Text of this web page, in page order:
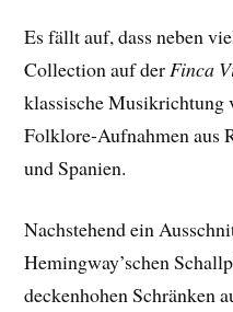
Es fällt auf, dass neben
Collection auf der Finca
klassische Musikrichtung
Folklore-Aufnahmen aus
und Spanien.
Nachstehend ein
Hemingway’schen
deckenhohen Schränken